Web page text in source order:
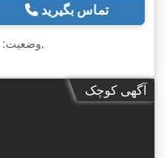
تماس بگیرید
وضعیت:,
آگهی کوچک